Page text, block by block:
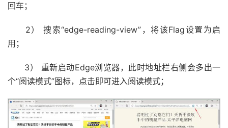
回车；
2） 搜索“edge-reading-view”，将该Flag设置为启
用；
3） 重新启动Edge浏览器，此时地址栏右侧会多出一
个“阅读模式”图标，点击即可进入阅读模式；